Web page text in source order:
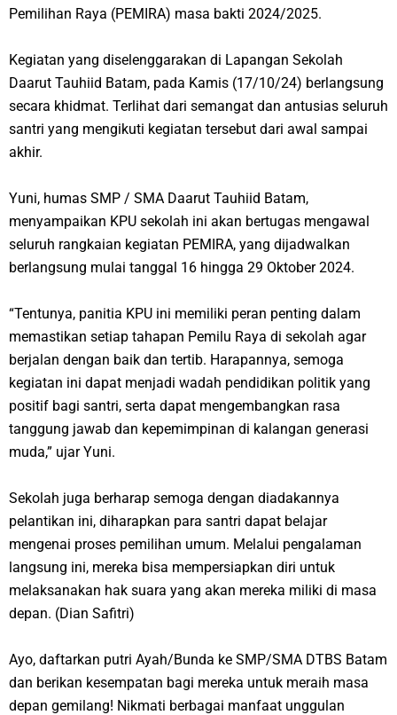
Pemilihan Raya (PEMIRA) masa bakti 2024/2025.
Kegiatan yang diselenggarakan di Lapangan Sekolah
Daarut Tauhiid Batam, pada Kamis (17/10/24) berlangsung
secara khidmat. Terlihat dari semangat dan antusias seluruh
santri yang mengikuti kegiatan tersebut dari awal sampai
akhir.
Yuni, humas SMP / SMA Daarut Tauhiid Batam,
menyampaikan KPU sekolah ini akan bertugas mengawal
seluruh rangkaian kegiatan PEMIRA, yang dijadwalkan
berlangsung mulai tanggal 16 hingga 29 Oktober 2024.
“Tentunya, panitia KPU ini memiliki peran penting dalam
memastikan setiap tahapan Pemilu Raya di sekolah agar
berjalan dengan baik dan tertib. Harapannya, semoga
kegiatan ini dapat menjadi wadah pendidikan politik yang
positif bagi santri, serta dapat mengembangkan rasa
tanggung jawab dan kepemimpinan di kalangan generasi
muda,” ujar Yuni.
Sekolah juga berharap semoga dengan diadakannya
pelantikan ini, diharapkan para santri dapat belajar
mengenai proses pemilihan umum. Melalui pengalaman
langsung ini, mereka bisa mempersiapkan diri untuk
melaksanakan hak suara yang akan mereka miliki di masa
depan. (Dian Safitri)
Ayo, daftarkan putri Ayah/Bunda ke SMP/SMA DTBS Batam
dan berikan kesempatan bagi mereka untuk meraih masa
depan gemilang! Nikmati berbagai manfaat unggulan